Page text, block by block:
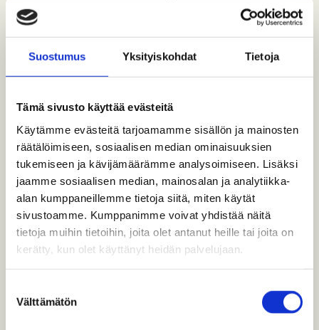
Suostumus Yksityiskohdat Tietoja
Tämä sivusto käyttää evästeitä
Käytämme evästeitä tarjoamamme sisällön ja mainosten
räätälöimiseen, sosiaalisen median ominaisuuksien
tukemiseen ja kävijämäärämme analysoimiseen. Lisäksi
jaamme sosiaalisen median, mainosalan ja analytiikka-
alan kumppaneillemme tietoja siitä, miten käytät
sivustoamme. Kumppanimme voivat yhdistää näitä
tietoja muihin tietoihin, joita olet antanut heille tai joita on
kerätty, kun olet käyttänyt heidän palvelujaan.
valinta
Välttämätön
rautatieläisten asuinrakennuksessa pääsee
tutustumaan Suomen…
Todellinen aikamatka
Rautatiemuseon näyttelyhalleissa kuljetaan